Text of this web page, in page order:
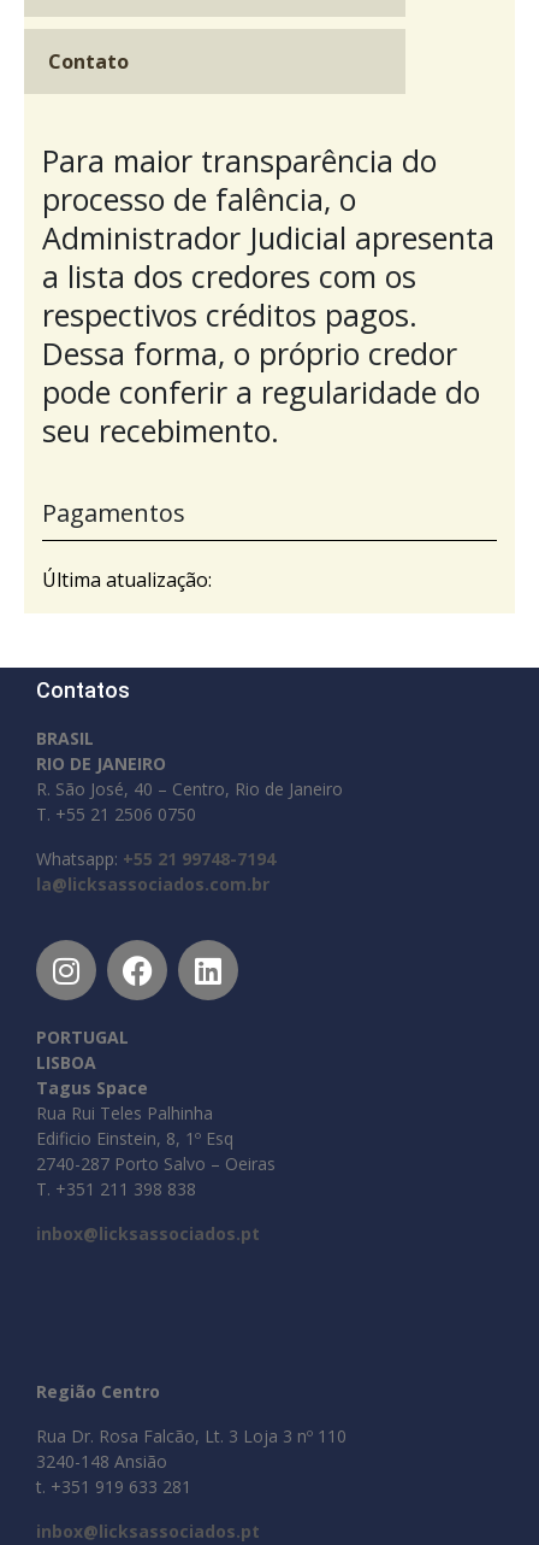
Contato
Para maior transparência do
processo de falência, o
Administrador Judicial apresenta
a lista dos credores com os
respectivos créditos pagos.
Dessa forma, o próprio credor
pode conferir a regularidade do
seu recebimento.
Pagamentos
Última atualização:
Contatos
BRASIL
RIO DE JANEIRO
R. São José, 40 – Centro, Rio de Janeiro
T. +55 21 2506 0750
Whatsapp: +55 21 99748-7194
la@licksassociados.com.br
PORTUGAL
LISBOA
Tagus Space
Rua Rui Teles Palhinha
Edificio Einstein, 8, 1º Esq
2740-287 Porto Salvo – Oeiras
T. +351 211 398 838
inbox@licksassociados.pt
Região Centro
Rua Dr. Rosa Falcão, Lt. 3 Loja 3 nº 110
3240-148 Ansião
t. +351 919 633 281
inbox@licksassociados.pt